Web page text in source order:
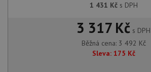
1 431 Kčs DPH
3 317 Kč s DPH
Běžná cena: 3 492 Kč
Sleva: 175 Kč